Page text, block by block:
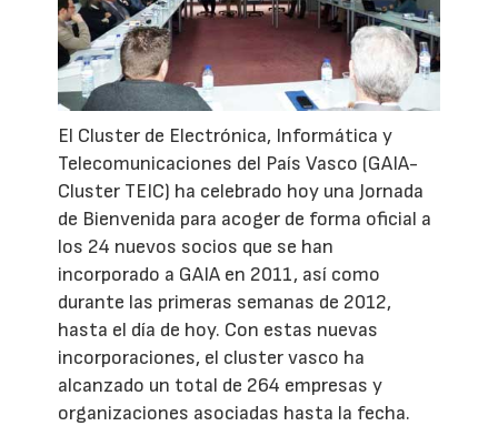
El Cluster de Electrónica, Informática y
Telecomunicaciones del País Vasco (GAIA-
Cluster TEIC) ha celebrado hoy una Jornada
de Bienvenida para acoger de forma oficial a
los 24 nuevos socios que se han
incorporado a GAIA en 2011, así como
durante las primeras semanas de 2012,
hasta el día de hoy. Con estas nuevas
incorporaciones, el cluster vasco ha
alcanzado un total de 264 empresas y
organizaciones asociadas hasta la fecha.